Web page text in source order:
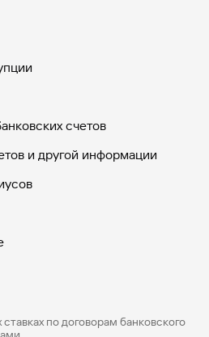
счетов
и другой информации
обслуживанием
по договорам банковского